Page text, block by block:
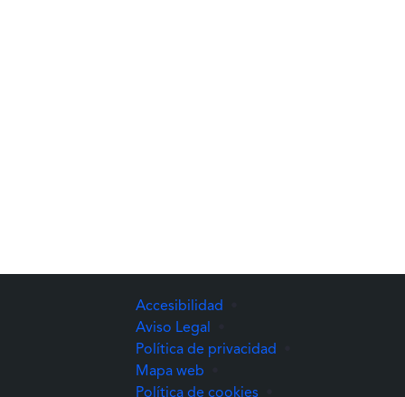
Accesibilidad
Aviso Legal
Política de privacidad
Mapa web
Política de cookies